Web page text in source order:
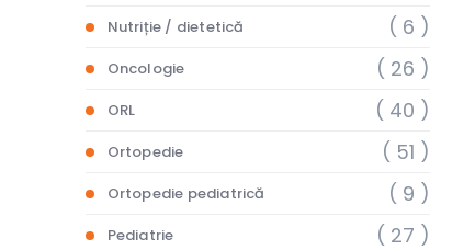
Nutriție / dietetică ( 6 )
Oncologie ( 26 )
ORL ( 40 )
Ortopedie ( 51 )
Ortopedie pediatrică ( 9 )
Pediatrie ( 27 )